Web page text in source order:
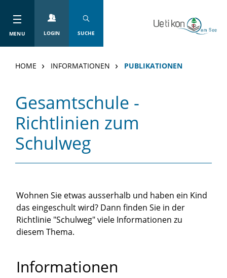
zur Startseite
Direkt zur Hauptnavigation
Direkt zum Inhalt
Direkt zur Suche
Direkt zum Stichwortverzeichnis
Kopfzeile
MENU LOGIN SUCHE
HOME INFORMATIONEN PUBLIKATIONEN
Inhalt
Gesamtschule -
Richtlinien zum
Schulweg
Wohnen Sie etwas ausserhalb und haben ein Kind
das eingeschult wird? Dann finden Sie in der
Richtlinie "Schulweg" viele Informationen zu
diesem Thema.
Informationen
Zugehörige Objekte